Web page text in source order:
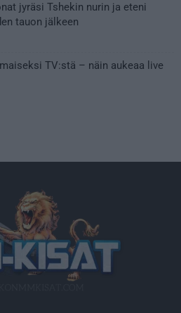
jyräsi Tshekin nurin ja eteni
tauon jälkeen
TV:stä – näin aukeaa live